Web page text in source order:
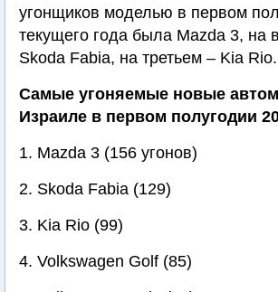
угонщиков моделью в первом
текущего года была Mazda 3, на
Skoda Fabia, на третьем – Kia Rio.
Самые угоняемые новые
Израиле в первом полугодии
1. Mazda 3 (156 угонов)
2. Skoda Fabia (129)
3. Kia Rio (99)
4. Volkswagen Golf (85)